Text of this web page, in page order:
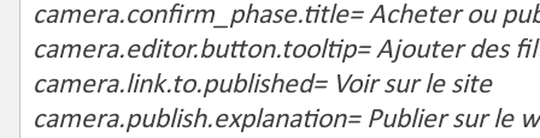
camera.confirm_phase.title= Acheter ou
camera.editor.button.tooltip= Ajouter des
camera.link.to.published= Voir sur le site
camera.publish.explanation= Publier sur le